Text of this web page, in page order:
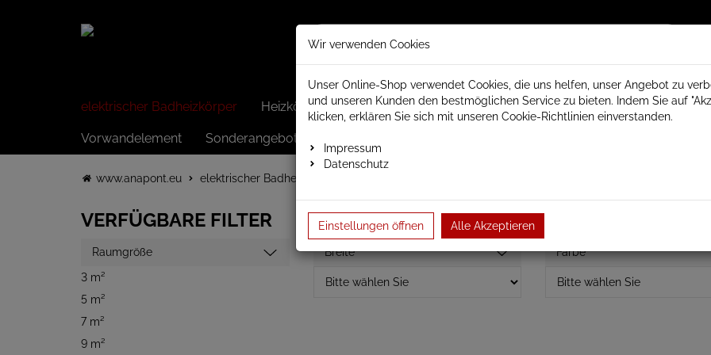
elektrischer Badheizkörper Heizkörper elektrisch Schamotte Badheizkörper Heizkörperzubehör
Vorwandelement Sonderangebote
www.anapont.eu elektrischer Badheizkörper
VERFÜGBARE FILTER
Raumgröße
3 m²
5 m²
7 m²
9 m²
Breite Farbe
Wir verwenden Cookies
Unser Online-Shop verwendet Cookies, die uns helfen, unser Angebot zu
und unseren Kunden den bestmöglichen Service zu bieten. Indem Sie auf
klicken, erklären Sie sich mit unseren Cookie-Richtlinien einverstanden.
Impressum
Datenschutz
Einstellungen öffnen Alle Akzeptieren